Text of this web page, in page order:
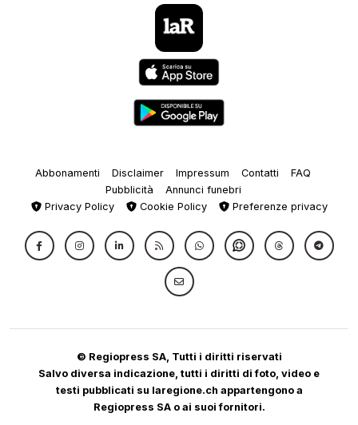
Abbonamenti Disclaimer Impressum Contatti
FAQ
Pubblicità
Annunci funebri
Privacy Policy
Cookie Policy Preferenze privacy
© Regiopress SA, Tutti i diritti riservati
Salvo diversa indicazione, tutti i diritti di foto, video e
testi pubblicati su laregione.ch appartengono a
Regiopress SA o ai suoi fornitori.